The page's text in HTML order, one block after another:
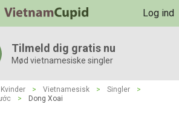
Log ind
Tilmeld dig gratis nu
Mød vietnamesiske singler
Kvinder > Vietnamesisk > Singler
>
> Dong Xoai